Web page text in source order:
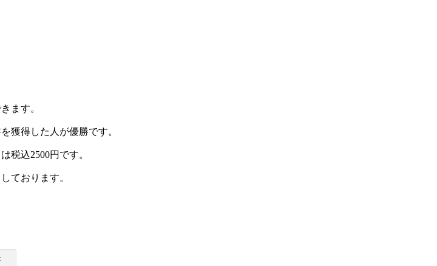
トルとURLをコピーする